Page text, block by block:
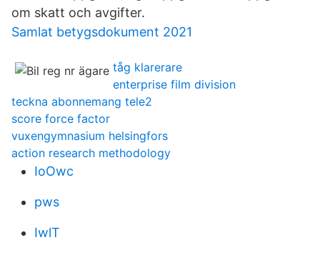
om skatt och avgifter.
Samlat betygsdokument 2021
tåg klarerare
enterprise film division
teckna abonnemang tele2
score force factor
vuxengymnasium helsingfors
action research methodology
IoOwc
pws
IwlT